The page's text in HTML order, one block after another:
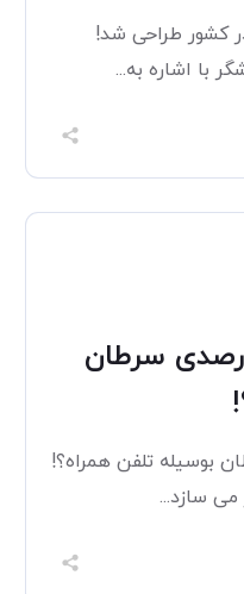
کشور طراحی شد!
با اشاره به...
دقیق 99 درصدی سرطان
سرطان بوسیله تلفن همراه؟!
سازد...